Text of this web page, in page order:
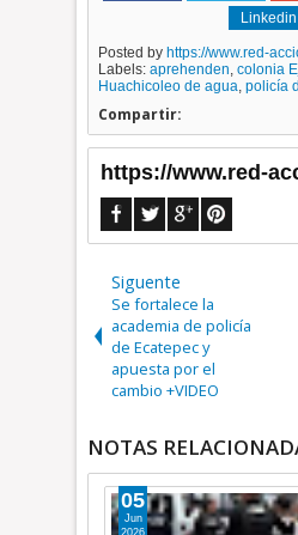
Linkedin
Posted by https://www.red-
Labels:aprehenden,colonia
Huachicoleo de agua,policía
Compartir:
https://www.red-
Siguente
Se fortalece la
academia de policía
de Ecatepec y
apuesta por el
cambio +VIDEO
NOTAS
08
May